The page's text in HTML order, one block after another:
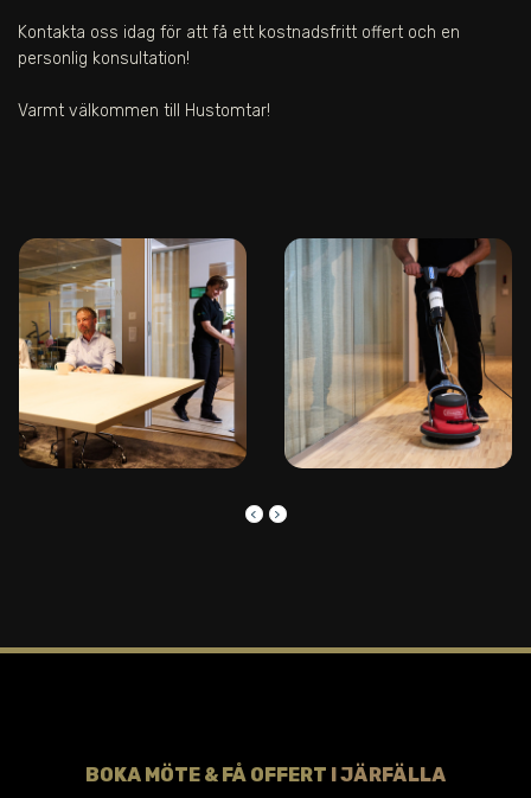
Kontakta oss idag för att få ett kostnadsfritt offert och en
personlig konsultation!
Varmt välkommen till Hustomtar!
keyboard_arrow_left keyboard_arrow_right
BOKA MÖTE & FÅ OFFERT IJÄRFÄLLA